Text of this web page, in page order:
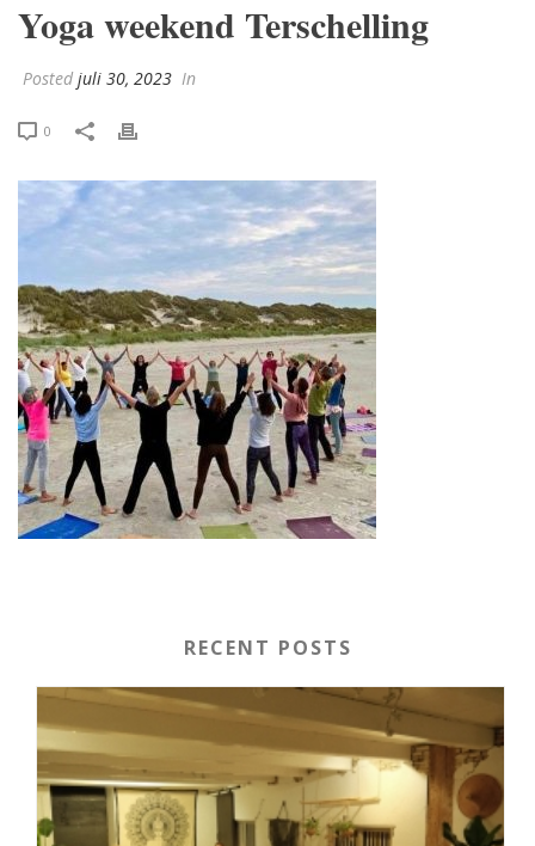
Yoga weekend Terschelling
Posted juli 30, 2023 In
0
RECENT POSTS